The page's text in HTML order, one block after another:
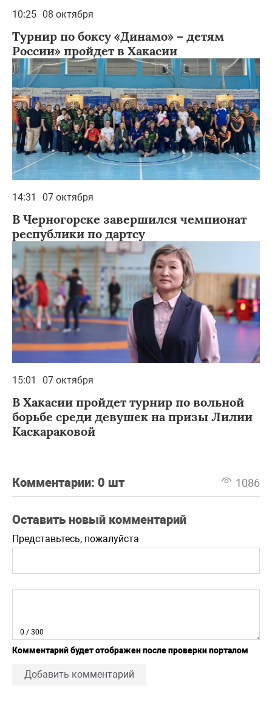
10:25 08 октября
Турнир по боксу «Динамо» – детям
России» пройдет в Хакасии
14:31 07 октября
В Черногорске завершился чемпионат
республики по дартсу
15:01 07 октября
В Хакасии пройдет турнир по вольной
борьбе среди девушек на призы Лилии
Каскараковой
Комментарии: 0 шт 1086
Оставить новый комментарий
Представьтесь, пожалуйста
0 / 300
Комментарий будет отображен после проверки порталом
Добавить комментарий